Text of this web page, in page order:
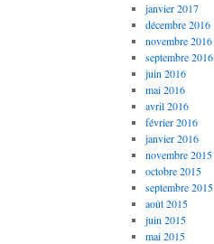
janvier 2017
décembre 2016
novembre 2016
septembre 2016
juin 2016
mai 2016
avril 2016
février 2016
janvier 2016
novembre 2015
octobre 2015
septembre 2015
août 2015
juin 2015
mai 2015